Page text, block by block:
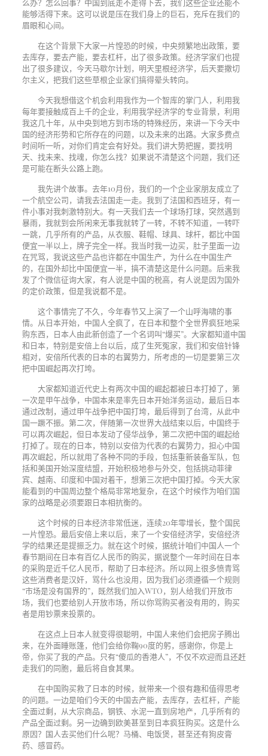
么办？怎么回事？中国到底走不走得下去，我们这些企业还能不
能够活得下来。这可以说是压在我们身上的巨石，充斥在我们的
眉眼和心间。
在这个背景下大家一片惶恐的时候，中央频繁地出政策，要
去库存，要去产能，要去杠杆，出了很多政策。经济学家们也提
出了很多建议，今天马歇尔计划，明天里根经济学，后天要撒切
尔主义，把我们这些草根企业家们搞得晕头转向。
今天我想借这个机会利用我作为一个智库的掌门人，利用我
每年要接触成百上千的企业，利用我学经济学的专业背景，利用
我这几十年，从中央到地方到市场的特殊经历，来讲一下今天中
国的经济形势和它所存在的问题，以及未来的出路。大家多费点
时间听一听，对你们肯定会有好处。我们讲大势把握，要找明
天、找未来、找魂，你怎么找？如果说不清楚这个问题，我们还
是可能在断头公路上跑。
我先讲个故事。去年10月份，我们的一个企业家朋友成立了
一个航空公司，请我去法国走一走。我到了法国和西班牙，有一
件小事对我刺激特别大。有一天我们去一个球场打球，突然遇到
暴雨，我就到会所闲来无事我就转了一转，不转不知道，一转吓
一跳，几乎所有的产品，从衣服、鞋帽、球具、球杆，都比中国
便宜一半以上，牌子完全一样。我当时我一边买，肚子里面一边
在咒骂，我说这些产品也许都在中国生产，为什么在中国生产
的，在国外却比中国便宜一半，搞不清楚这是什么问题。后来我
发了个微信征询大家，有人说是中国的税高，有人说是因为国外
的定价政策，但是我说都不是。
这个事情完了不久，今年春节又上演了一个山呼海啸的事
情。从日本开始，中国人全疯了，在日本和整个全世界疯狂地采
购东西，日本人由此新创造了一个名词叫“爆买”。大家都知道中国
和日本，特别是安倍上台以后，成了生死冤家，我们和安倍针锋
相对，安倍所代表的日本的右翼势力，所考虑的一切是要第三次
把中国崛起再次打垮。
大家都知道近代史上有两次中国的崛起都被日本打掉了，第
一次是甲午战争，中国本来是率先日本开始洋务运动，最后日本
通过改制，通过甲午战争把中国打垮，最后得到了台湾，从此中
国一蹶不振。第二次，伴随第一次世界大战结束以后，中国终于
可以再次崛起，但日本发动了侵华战争，第二次把中国的崛起给
打掉了。现在的日本，特别以安倍为代表的右翼势力，担心中国
再次崛起，所以就用了各种不同的手段，包括重新装备军队，包
括和美国开始深度结盟，开始积极地参与外交，包括挑动菲律
宾、越南、印度和中国对着干，想第三次把中国打掉。今天大家
能看到的中国周边整个格局非常地复杂，在这个时候作为咱们国
家的战略是必须要跟日本相抗衡的。
这个时候的日本经济非常低迷，连续20年零增长，整个国民
一片惶恐。最后安倍上来以后，来了一个安倍经济学，安倍经济
学的结果还是提振乏力。就在这个时候，据统计咱们中国人一个
春节期间在日本有百亿人民币的购买，据说整个一年时间在日本
的采购是近千亿人民币，帮助了日本经济。所以网上很多愤青骂
这些消费者是汉奸，骂什么也没用，因为我们必须遵循一个规则
“市场是没有国界的”，既然我们加入WTO，别人给我们开放市
场，我们也要给别人开放市场，所以你骂购买者没有用的，购买
者是用钞票来投票的。
在这点上日本人就变得很聪明，中国人来他们会把房子腾出
来，在外面睡账篷，他们会给你鞠90度的躬，感谢你，你是上
帝，你买了我的产品。只有“傻瓜的香港人”，不仅不欢迎而且还赶
走我们的同胞，最后将自食其果。
在中国购买救了日本的时候，就带来一个很有趣和值得思考
的问题。一边是咱们今天的中国去产能，去库存，去杠杆，产能
全面过剩，从大宗商品，钢铁、水泥一直到房地产，几乎所有的
产品全面过剩。另一边确到欧美甚至到日本疯狂购买。这是什么
原因？国人去买他们什么呢？马桶、电饭煲，甚至还有狗皮膏
药、感冒药。